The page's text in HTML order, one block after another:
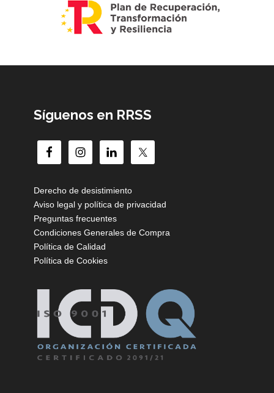
Síguenos en RRSS
Derecho de desistimiento
Aviso legal y política de privacidad
Preguntas frecuentes
Condiciones Generales de Compra
Política de Calidad
Política de Cookies